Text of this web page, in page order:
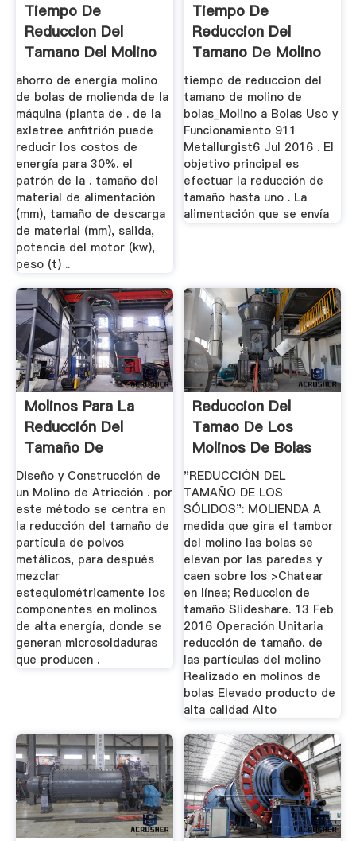
Tiempo De
Reduccion Del
Tamano Del Molino
De Bolas
ahorro de energía molino
de bolas de molienda de la
máquina (planta de . de la
axletree anfitrión puede
reducir los costos de
energía para 30%. el
patrón de la . tamaño del
material de alimentación
(mm), tamaño de descarga
de material (mm), salida,
potencia del motor (kw),
peso (t) ..
Tiempo De
Reduccion Del
Tamano De Molino
De Bolas
tiempo de reduccion del
tamano de molino de
bolas_Molino a Bolas Uso y
Funcionamiento 911
Metallurgist6 Jul 2016 . El
objetivo principal es
efectuar la reducción de
tamaño hasta uno . La
alimentación que se envía
Molinos Para La
Reducción Del
Tamaño De
Partícula
Diseño y Construcción de
un Molino de Atricción . por
este método se centra en
la reducción del tamaño de
partícula de polvos
metálicos, para después
mezclar
estequiométricamente los
componentes en molinos
de alta energía, donde se
generan microsoldaduras
que producen .
Reduccion Del
Tamao De Los
Molinos De Bolas
"REDUCCIÓN DEL
TAMAÑO DE LOS
SÓLIDOS": MOLIENDA A
medida que gira el tambor
del molino las bolas se
elevan por las paredes y
caen sobre los >Chatear
en línea; Reduccion de
tamaño Slideshare. 13 Feb
2016 Operación Unitaria
reducción de tamaño. de
las partículas del molino
Realizado en molinos de
bolas Elevado producto de
alta calidad Alto